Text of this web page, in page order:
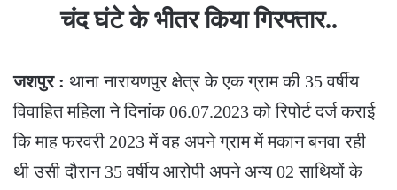
चंद घंटे के भीतर किया गिरफ्तार..
जशपुर : थाना नारायणपुर क्षेत्र के एक ग्राम की 35 वर्षीय
विवाहित महिला ने दिनांक 06.07.2023 को रिपोर्ट दर्ज कराई
कि माह फरवरी 2023 में वह अपने ग्राम में मकान बनवा रही
थी उसी दौरान 35 वर्षीय आरोपी अपने अन्य 02 साथियों के